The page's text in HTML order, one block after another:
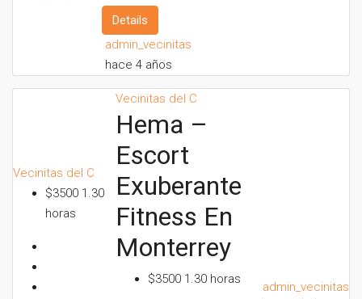
Details
admin_vecinitas
hace 4 años
Vecinitas del C
$3500 1.30
horas
Vecinitas del C
Hema –
Escort
Exuberante
Fitness En
Monterrey
$3500 1.30 horas
admin_vecinitas